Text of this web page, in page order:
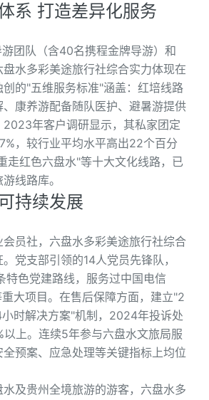
系 打造差异化服务
团队（含40名携程金牌导游）和
水多彩美途旅行社综合实力体现在
的"五维服务标准"涵盖：红培线路
康养游配备随队医护、避暑游提供
年客户调研显示，其私家团定
，较行业平均水平高出22个百分
走红色六盘水"等十大文化线路，已
线路库。
持续发展
员社，六盘水多彩美途旅行社综合
党支部引领的14人党员先锋队，
特色党建路线，服务过中国电信
大项目。在售后保障方面，建立"2
时解决方案"机制，2024年投诉处
上。连续5年参与六盘水文旅局服
预案、应急处理等关键指标上均位
及贵州全境旅游的游客，六盘水多